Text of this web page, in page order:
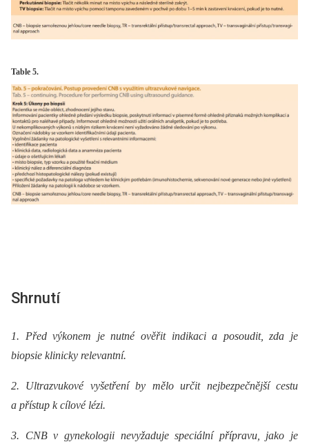
Table 5.
Shrnutí
1. Před výkonem je nutné ověřit indikaci a posoudit, zda je
biopsie klinicky relevantní.
2. Ultrazvukové vyšetření by mělo určit nejbezpečnější cestu
a přístup k cílové lézi.
3. CNB v gynekologii nevyžaduje speciální přípravu, jako je